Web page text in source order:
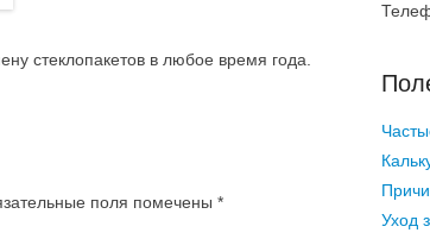
стеклопакетов в любое время года.
поля помечены *
Уход